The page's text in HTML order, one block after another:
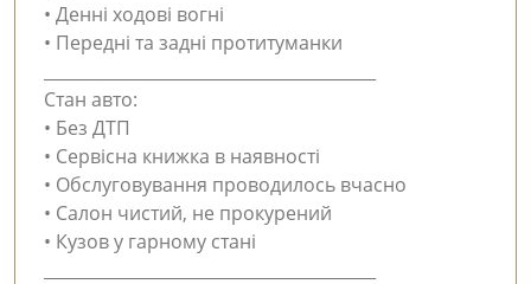
• Денні ходові вогні
• Передні та задні протитуманки
Стан авто:
• Без ДТП
• Сервісна книжка в наявності
• Обслуговування проводилось вчасно
• Салон чистий, не прокурений
• Кузов у гарному стані